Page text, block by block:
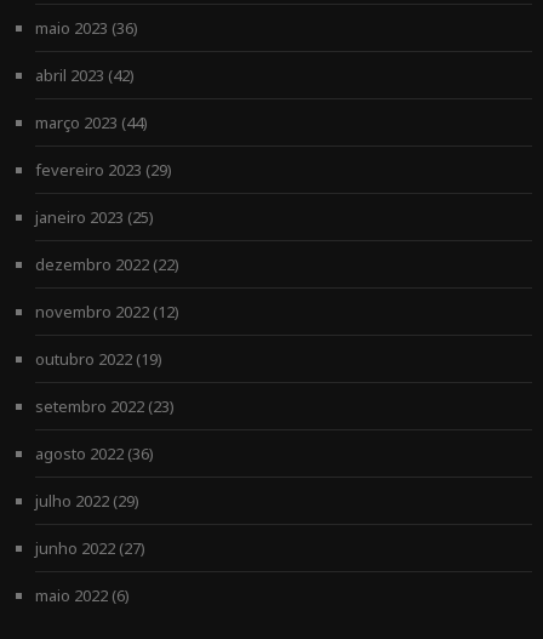
maio 2023 (36)
abril 2023 (42)
março 2023 (44)
fevereiro 2023 (29)
janeiro 2023 (25)
dezembro 2022(22)
novembro 2022(12)
outubro 2022(19)
setembro 2022(23)
agosto 2022(36)
julho 2022(29)
junho 2022(27)
maio 2022(6)